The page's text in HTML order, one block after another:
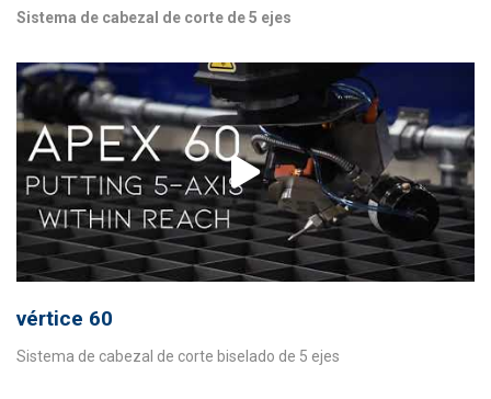
Sistema de cabezal de corte de 5 ejes
vértice 60
Sistema de cabezal de corte biselado de 5 ejes